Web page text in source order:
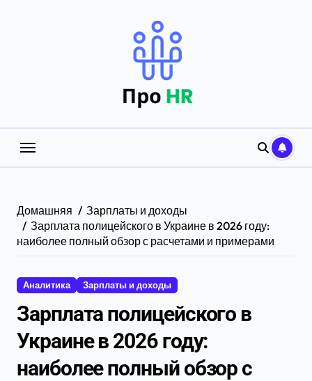
Домашняя
Зарплаты и доходы
Зарплата полицейского в Украине в 2026 году:
наиболее полный обзор с расчетами и примерами
Аналитика Зарплаты и доходы
Зарплата полицейского в
Украине в 2026 году:
наиболее полный обзор с